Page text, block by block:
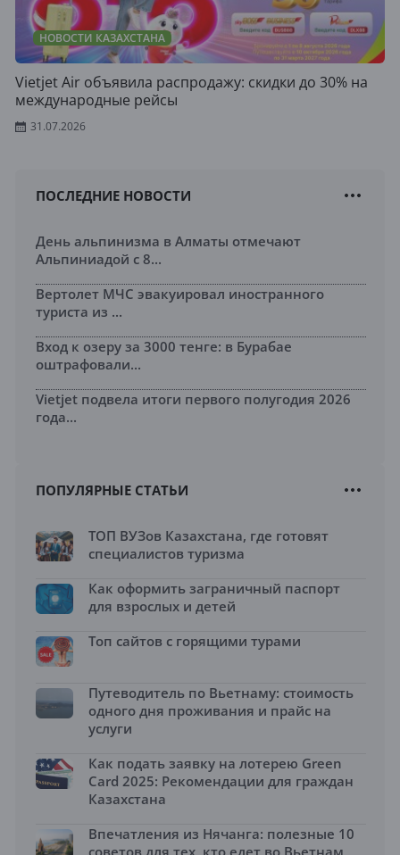
НОВОСТИ КАЗАХСТАНА
Vietjet Air объявила распродажу: скидки до 30% на
международные рейсы
31.07.2026
ПОСЛЕДНИЕ НОВОСТИ
День альпинизма в Алматы отмечают
Альпиниадой с 8...
Вертолет МЧС эвакуировал иностранного
туриста из ...
Вход к озеру за 3000 тенге: в Бурабае
оштрафовали...
Vietjet подвела итоги первого полугодия 2026
года...
ПОПУЛЯРНЫЕ СТАТЬИ
ТОП ВУЗов Казахстана, где готовят
специалистов туризма
Как оформить заграничный паспорт
для взрослых и детей
Топ сайтов с горящими турами
Путеводитель по Вьетнаму: стоимость
одного дня проживания и прайс на
услуги
Как подать заявку на лотерею Green
Card 2025: Рекомендации для граждан
Казахстана
Впечатления из Нячанга: полезные 10